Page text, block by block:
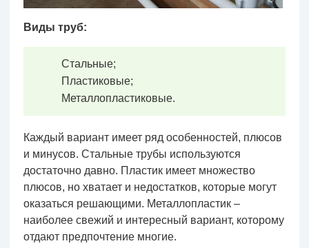
Виды труб:
Стальные;
Пластиковые;
Металлопластиковые.
Каждый вариант имеет ряд особенностей, плюсов
и минусов. Стальные трубы используются
достаточно давно. Пластик имеет множество
плюсов, но хватает и недостатков, которые могут
оказаться решающими. Металлопластик –
наиболее свежий и интересный вариант, которому
отдают предпочтение многие.